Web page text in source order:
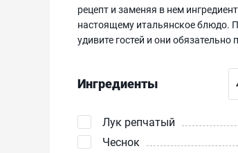
рецепт и заменяя в нем
настоящему итальянское блюдо.
удивите гостей и они обязательно
Ингредиенты
Лук репчатый
Чеснок